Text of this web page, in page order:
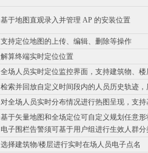
基于地图直观录入并管理 AP 的安装位置
支持定位地图的上传、编辑、删除等操作
解算终端实时定位位置
全场人员实时定位监控界面，支持建筑物、
检索并回放自定义时间段内的人员历史轨迹
对全场人员实时分布情况进行热图呈现，支
基于矢量地图和全场定位可自定义规划任意
电子围栏告警须可基于用户组进行生效人群分
选择建筑物/楼层进行实时在场人员电子点名